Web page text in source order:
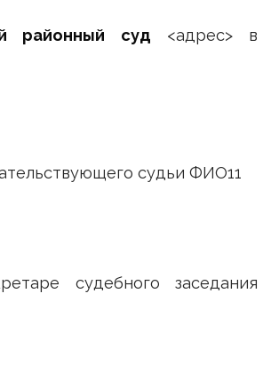
районный суд <адрес> в
судьи ФИО11
судебного заседания